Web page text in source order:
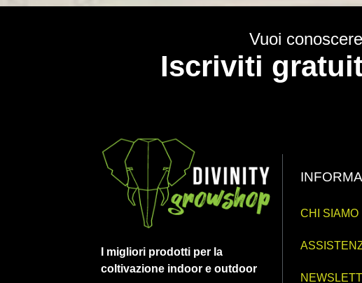
Vuoi
Iscriviti
I migliori prodotti per la
coltivazione indoor e outdoor
CHI SIAMO